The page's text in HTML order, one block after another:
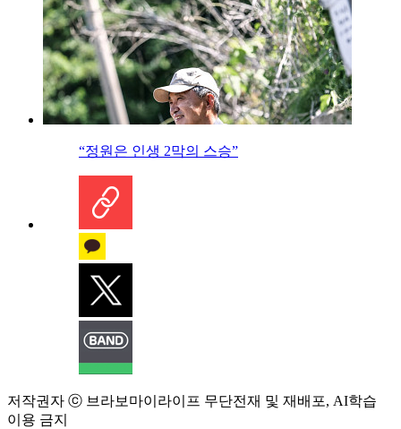
“정원은 인생 2막의 스승”
저작권자 ⓒ 브라보마이라이프 무단전재 및 재배포, AI학습
이용 금지